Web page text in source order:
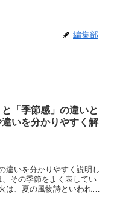
編集部
と「季節感」の違いと
いを分かりやすく解
違いを分かりやすく説明し
その季節をよく表してい
は、夏の風物詩といわれて